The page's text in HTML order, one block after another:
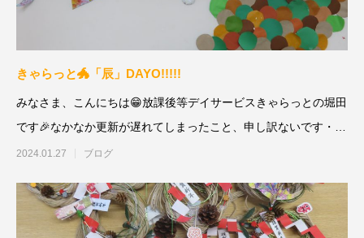
きゃらっと🐲「辰」DAYO!!!!!
みなさま、こんにちは😁放課後等デイサービスきゃらっとの堀田
です🎉なかなか更新が遅れてしまったこと、申し訳ないです・・
😱😱😱🐲祝2
2024.01.27 ブログ